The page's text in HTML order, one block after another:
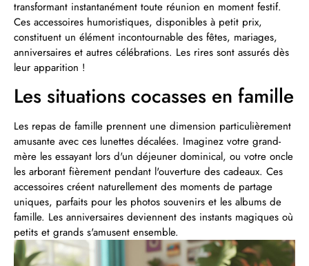
transformant instantanément toute réunion en moment festif.
Ces accessoires humoristiques, disponibles à petit prix,
constituent un élément incontournable des fêtes, mariages,
anniversaires et autres célébrations. Les rires sont assurés dès
leur apparition !
Les situations cocasses en famille
Les repas de famille prennent une dimension particulièrement
amusante avec ces lunettes décalées. Imaginez votre grand-
mère les essayant lors d'un déjeuner dominical, ou votre oncle
les arborant fièrement pendant l'ouverture des cadeaux. Ces
accessoires créent naturellement des moments de partage
uniques, parfaits pour les photos souvenirs et les albums de
famille. Les anniversaires deviennent des instants magiques où
petits et grands s'amusent ensemble.